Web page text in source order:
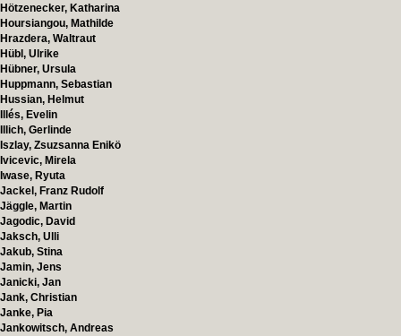
Hötzenecker, Katharina
Hoursiangou, Mathilde
Hrazdera, Waltraut
Hübl, Ulrike
Hübner, Ursula
Huppmann, Sebastian
Hussian, Helmut
Illés, Evelin
Illich, Gerlinde
Iszlay, Zsuzsanna Enikö
Ivicevic, Mirela
Iwase, Ryuta
Jackel, Franz Rudolf
Jäggle, Martin
Jagodic, David
Jaksch, Ulli
Jakub, Stina
Jamin, Jens
Janicki, Jan
Jank, Christian
Janke, Pia
Jankowitsch, Andreas